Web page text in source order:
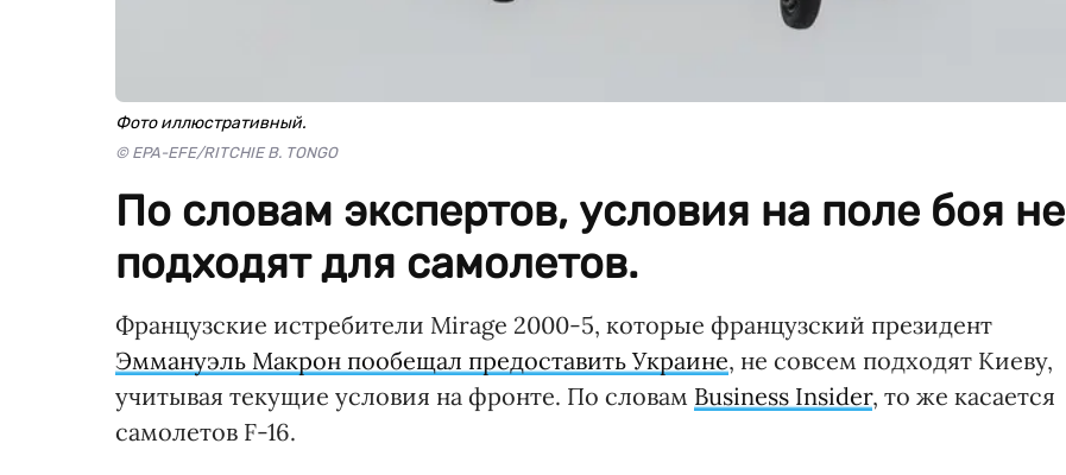
Фото иллюстративный.
© EPA-EFE/RITCHIE B. TONGO
По словам экспертов, условия на поле боя не
подходят для самолетов.
Французские истребители Mirage 2000-5, которые французский президент
Эммануэль Макрон пообещал предоставить Украине, не совсем подходят Киеву,
учитывая текущие условия на фронте. По словам Business Insider, то же касается
самолетов F-16.